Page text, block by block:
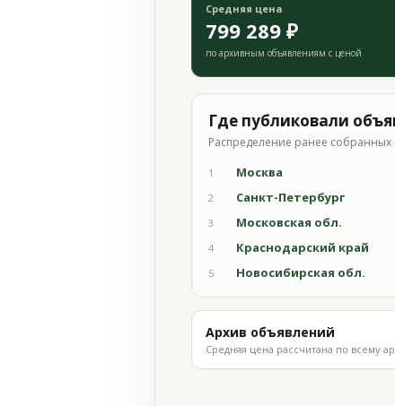
Средняя цена
799 289 ₽
по архивным объявлениям с ценой
Где публиковали
Распределение ранее
1 Москва
2
Санкт-Петербург
3
Московская обл.
4
Краснодарский край
5
Новосибирская обл.
Архив объявлений
Средняя цена рассчитана по всему